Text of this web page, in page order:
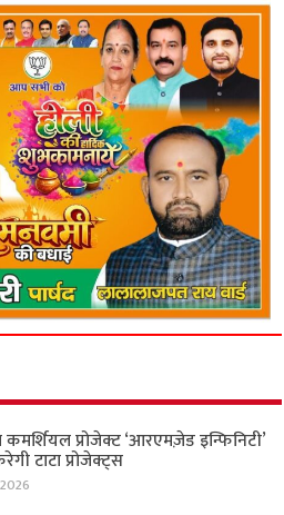
प्रोजेक्ट ‘आरएमज़ेड इन्फिनिटी’
टाटा प्रोजेक्ट्स